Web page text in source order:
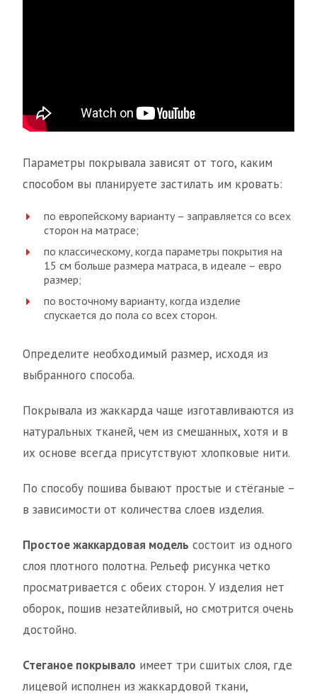
Параметры покрывала зависят от того, каким
способом вы планируете застилать им кровать:
по европейскому варианту – заправляется со всех
сторон на матрасе;
по классическому, когда параметры покрытия на
15 см больше размера матраса, в идеале – евро
размер;
по восточному варианту, когда изделие
спускается до пола со всех сторон.
Определите необходимый размер, исходя из
выбранного способа.
Покрывала из жаккарда чаще изготавливаются из
натуральных тканей, чем из смешанных, хотя и в
их основе всегда присутствуют хлопковые нити.
По способу пошива бывают простые и стёганые –
в зависимости от количества слоев изделия.
Простое жаккардовая модель состоит из одного
слоя плотного полотна. Рельеф рисунка четко
просматривается с обеих сторон. У изделия нет
оборок, пошив незатейливый, но смотрится очень
достойно.
Стеганое покрывало имеет три сшитых слоя, где
лицевой исполнен из жаккардовой ткани,